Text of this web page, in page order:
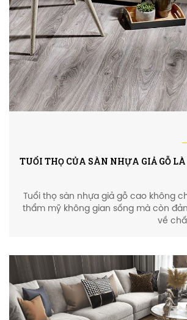
TUỔI THỌ CỦA SÀN NHỰA GIẢ GỖ
Tuổi thọ sàn nhựa giả gỗ cao không
thẩm mỹ không gian sống mà còn
về